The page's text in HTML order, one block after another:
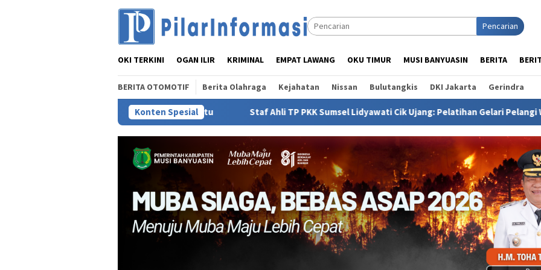
Pencarian
OKI TERKINI OGAN ILIR KRIMINAL EMPAT LAWANG OKU TIMUR MUSI BANYUASIN BERITA
BERITA OTOMOTIF Berita Olahraga Kejahatan Nissan Bulutangkis DKI Jakarta Gerindra
Konten Spesial
Staf Ahli TP PKK Sumsel Lidyawati Cik Ujang: Pelatihan Gelari Pelangi Wujud Komitmen PKK